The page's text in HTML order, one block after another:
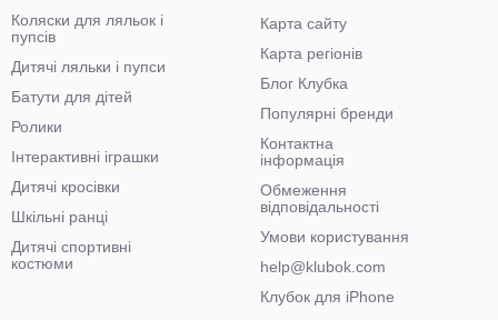
Коляски для ляльок і
пупсів
Дитячі ляльки і пупси
Батути для дітей
Ролики
Інтерактивні іграшки
Дитячі кросівки
Шкільні ранці
Дитячі спортивні
костюми
Карта сайту
Карта регіонів
Блог Клубка
Популярні бренди
Контактна
інформація
Обмеження
відповідальності
Умови користування
help@klubok.com
Клубок для iPhone